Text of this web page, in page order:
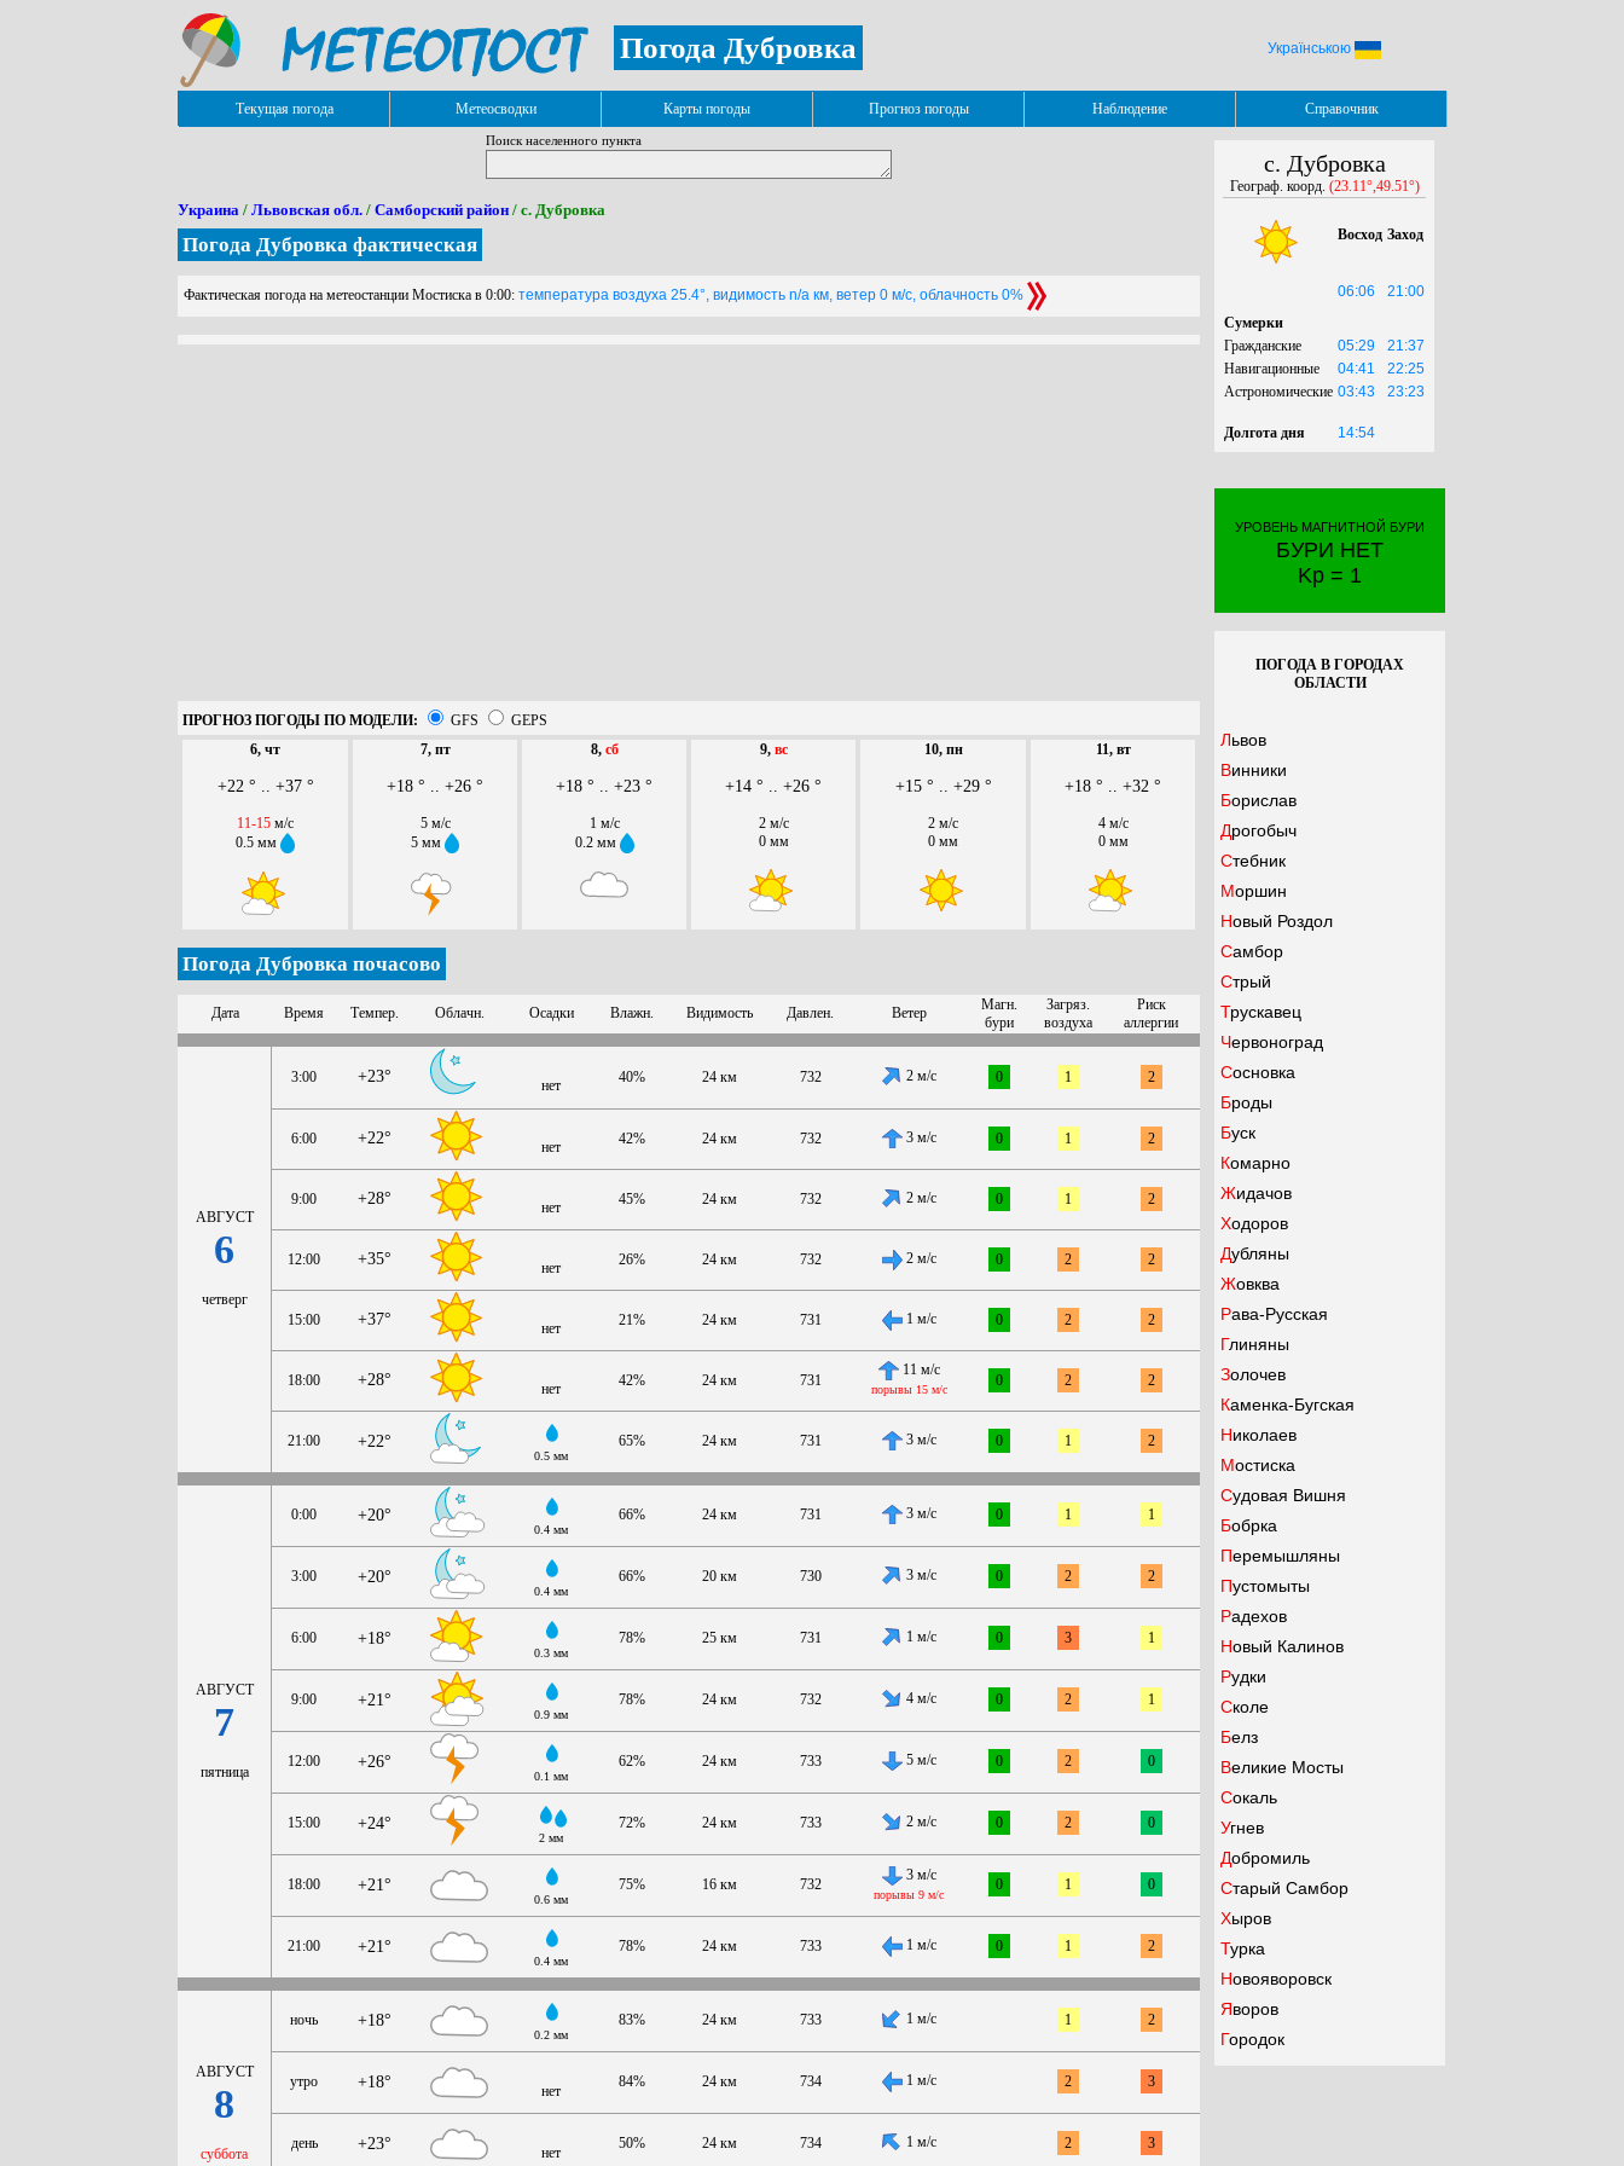
Погода Дубровка Українською
Текущая погода Метеосводки Карты погоды Прогноз погоды Наблюдение Справочник
Поиск населенного пункта
Украина / Львовская обл. / Самборский район / с. Дубровка
Погода Дубровка фактическая
Фактическая погода на метеостанции Мостиска в 0:00: температура воздуха 25.4°, видимость n/a км, ветер 0 м/с, облачность 0%
ПРОГНОЗ ПОГОДЫ ПО МОДЕЛИ: GFS
GEPS
6, чт
+22 ° .. +37 °
11-15 м/с
0.5 мм
7, пт
+18 ° .. +26 °
5 м/с
5 мм
8, сб
+18 ° .. +23 °
1 м/с
0.2 мм
9, вс
+14 ° .. +26 °
2 м/с
0 мм
10, пн
+15 ° .. +29 °
2 м/с
0 мм
11, вт
+18 ° .. +32 °
4 м/с
0 мм
Погода Дубровка почасово
Дата Время Темпер. Облачн. Осадки Влажн. Видимость Давлен. Ветер
Магн.
бури
Загряз.
воздуха
Риск
аллергии
АВГУСТ
6
четверг
3:00 +23° нет 40% 24 км 732 2 м/с 0 1 2
6:00 +22° нет 42% 24 км 732 3 м/с 0 1 2
9:00 +28° нет 45% 24 км 732 2 м/с 0 1 2
12:00 +35° нет 26% 24 км 732 2 м/с 0 2 2
15:00 +37° нет 21% 24 км 731 1 м/с 0 2 2
18:00 +28° нет 42% 24 км 731
11 м/с
порывы 15 м/с
0 2 2
21:00 +22°
0.5 мм
65% 24 км 731 3 м/с 0 1 2
АВГУСТ
7
пятница
0:00 +20°
0.4 мм
66% 24 км 731 3 м/с 0 1 1
3:00 +20°
0.4 мм
66% 20 км 730 3 м/с 0 2 2
6:00 +18°
0.3 мм
78% 25 км 731 1 м/с 0 3 1
9:00 +21°
0.9 мм
78% 24 км 732 4 м/с 0 2 1
12:00 +26°
0.1 мм
62% 24 км 733 5 м/с 0 2 0
15:00 +24°
2 мм
72% 24 км 733 2 м/с 0 2 0
18:00 +21°
0.6 мм
75% 16 км 732
3 м/с
порывы 9 м/с
0 1 0
21:00 +21°
0.4 мм
78% 24 км 733 1 м/с 0 1 2
АВГУСТ
8
суббота
ночь +18°
0.2 мм
83% 24 км 733 1 м/с 1 2
утро +18° нет
84% 24 км 734 1 м/с 2 3
день +23° нет
50% 24 км 734 1 м/с 2 3
с. Дубровка
Географ. коорд. (23.11°,49.51°)
Восход Заход
06:06
21:00
Сумерки
Гражданские
05:29
21:37
Навигационные
04:41
22:25
Астрономические 03:43 23:23
Долгота дня 14:54
УРОВЕНЬ МАГНИТНОЙ БУРИ
БУРИ НЕТ
Kp = 1
ПОГОДА В ГОРОДАХ
ОБЛАСТИ
Львов
Винники
Борислав
Дрогобыч
Стебник
Моршин
Новый Роздол
Самбор
Стрый
Трускавец
Червоноград
Сосновка
Броды
Буск
Комарно
Жидачов
Ходоров
Дубляны
Жовква
Рава-Русская
Глиняны
Золочев
Каменка-Бугская
Николаев
Мостиска
Судовая Вишня
Бобрка
Перемышляны
Пустомыты
Радехов
Новый Калинов
Рудки
Сколе
Белз
Великие Мосты
Сокаль
Угнев
Добромиль
Старый Самбор
Хыров
Турка
Новояворовск
Яворов
Городок